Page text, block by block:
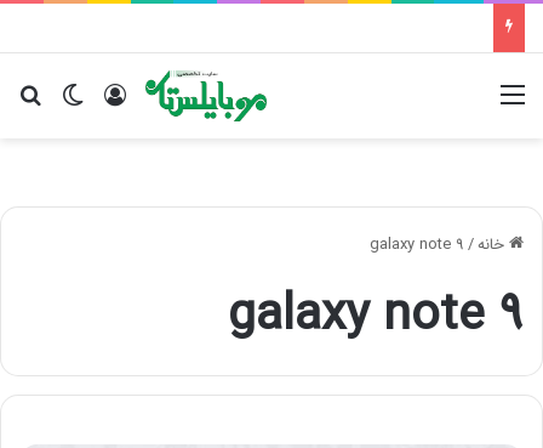
تغییر ورود
خانه/
galaxy note 9
galaxy note 9